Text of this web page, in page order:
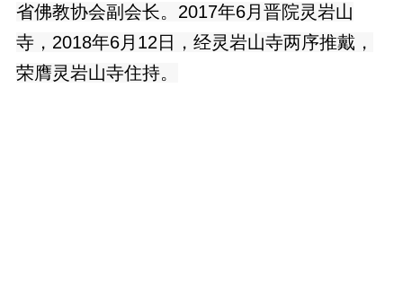
省佛教协会副会长。2017年6月晋院灵岩山
寺，2018年6月12日，经灵岩山寺两序推戴，
荣膺灵岩山寺住持。